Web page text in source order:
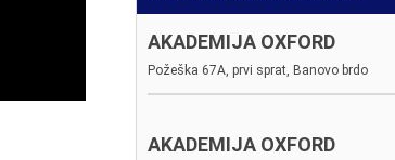
AKADEMIJA OXFORD
Požeška 67A, prvi sprat, Banovo brdo
AKADEMIJA OXFORD